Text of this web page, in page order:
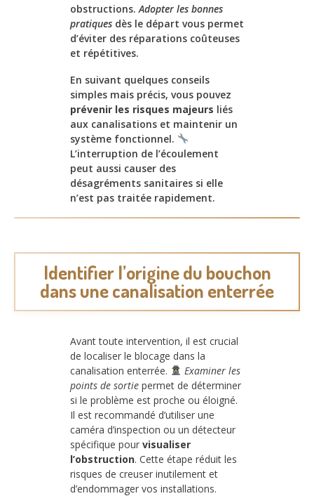
obstructions.Adopter les bonnes
pratiques dès le départ vous permet
d’éviter des réparations coûteuses
et répétitives.
En suivant quelques conseils
simples mais précis, vous pouvez
prévenir les risques majeurs liés
aux canalisations et maintenir un
système fonctionnel.
L’interruption de l’écoulement
peut aussi causer des
désagréments sanitaires si elle
n’est pas traitée rapidement.
Identifier l’origine du bouchon
dans une canalisation enterrée
Avant toute intervention, il est crucial
de localiser le blocage dans la
canalisation enterrée.
Examiner les
points de sortie permet de déterminer
si le problème est proche ou éloigné.
Il est recommandé d’utiliser une
caméra d’inspection ou un détecteur
spécifique pour visualiser
l’obstruction. Cette étape réduit les
risques de creuser inutilement et
d’endommager vos installations.